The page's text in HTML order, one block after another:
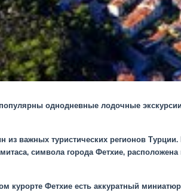
однодневные лодочные
из важных туристических регионов
символа города Фетхие,
курорте Фетхие есть аккуратный